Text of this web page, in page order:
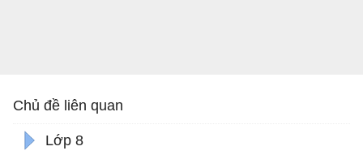
Chủ đề liên quan
Lớp 8